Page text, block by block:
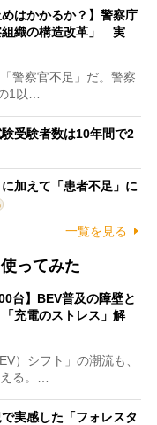
はかかるか？】警察庁
組織の構造改革」 実
警察官不足」だ。警察
1以…
受験者数は10年間で2
加えて「患者不足」に
一覧を見る
ってみた
台】BEV普及の障壁と
充電のストレス」解
）シフト」の潮流も、
る。…
実感した「フォレスタ